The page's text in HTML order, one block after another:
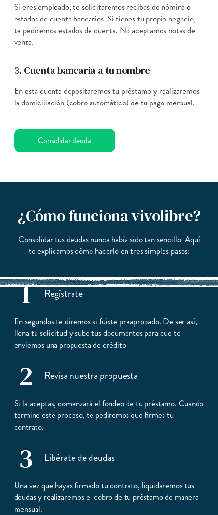
Si eres empleado, te solicitaremos recibos de nómina o
estados de cuenta bancarios. Si tienes tu propio negocio,
te pediremos estados de cuenta. No aceptamos notas de
venta.
3. Cuenta bancaria a tu nombre
En esta cuenta depositaremos tu préstamo y realizaremos
la domiciliación (cobro automático) de tu pago mensual.
Consolidar deuda
¿Cómo funciona vivolibre?
Consolidar tus deudas nunca había sido tan sencillo. Aquí
te explicamos cómo hacerlo en tres simples pasos:
1 Regístrate
En segundos te diremos si fuiste preaprobado. De ser así,
llena tu solicitud y sube tus documentos para que te
enviemos una propuesta de crédito.
2 Revisa nuestra propuesta
Si la aceptas, comenzará el fondeo de tu préstamo. Cuando
termine este proceso, te pediremos que firmes tu
contrato.
3 Libérate de deudas
Una vez que hayas firmado tu contrato, liquidaremos tus
deudas y realizaremos el cobro de tu préstamo de manera
mensual.